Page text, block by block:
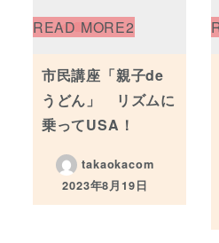
市民講座「親子de
うどん」 リズムに
乗ってUSA！
takaokacom
投稿日
2023年8月19日